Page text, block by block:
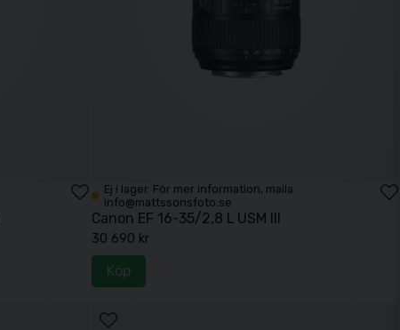
Ej i lager. För mer information, maila
info@mattssonsfoto.se
Canon EF 16-35/2,8 L USM III
30 690 kr
Köp